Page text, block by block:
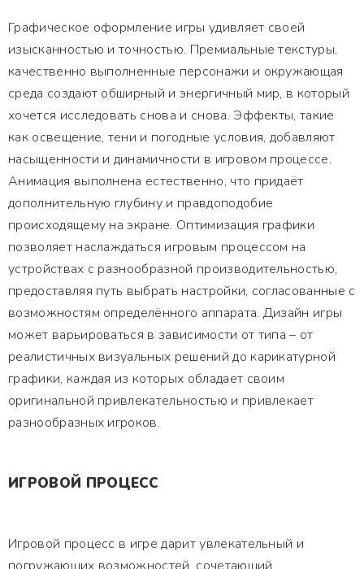
Графическое оформление игры удивляет своей
изысканностью и точностью. Премиальные текстуры,
качественно выполненные персонажи и окружающая
среда создают обширный и энергичный мир, в который
хочется исследовать снова и снова. Эффекты, такие
как освещение, тени и погодные условия, добавляют
насыщенности и динамичности в игровом процессе.
Анимация выполнена естественно, что придаёт
дополнительную глубину и правдоподобие
происходящему на экране. Оптимизация графики
позволяет наслаждаться игровым процессом на
устройствах с разнообразной производительностью,
предоставляя путь выбрать настройки, согласованные с
возможностям определённого аппарата. Дизайн игры
может варьироваться в зависимости от типа – от
реалистичных визуальных решений до карикатурной
графики, каждая из которых обладает своим
оригинальной привлекательностью и привлекает
разнообразных игроков.
ИГРОВОЙ ПРОЦЕСС
Игровой процесс в игре дарит увлекательный и